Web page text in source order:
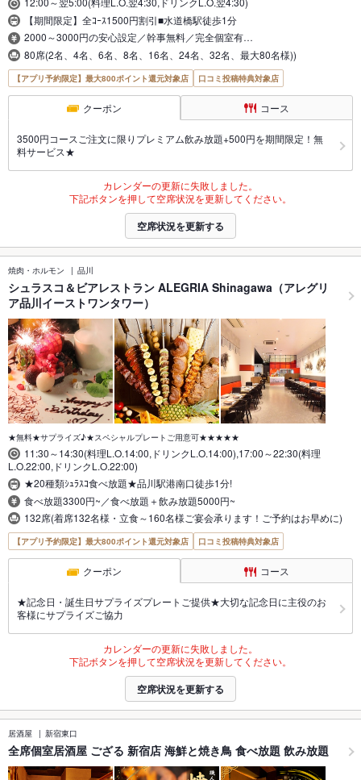
【期間限定】全ｺｰｽ1500円割引■水道橋駅徒歩1分
2000～3000円の安心設定／幹事無料／完全個室有…
80席(2名、4名、6名、8名、16名、24名、32名、最大80名様))
【アプリ予約限定】最大800ポイント還元対象店 口コミ投稿特典対象店
クーポン コース
3500円コースご注文に限りプレミアム飲み放題+500円を期間限定！無
料サービス★
カレンダーの更新に失敗しました。
下記ボタンを押して空席状況を更新してください。
空席状況を更新する
焼肉・ホルモン 品川
シュラスコ＆ビアレストラン ALEGRIA Shinagawa（アレグリ
ア品川イーストワンタワー）
★無料★サプライズ♪★スペシャルプレートご用意可★★★★★
11:30～14:30(料理L.O.14:00,ドリンクL.O.14:00),17:00～22:30(料理
L.O.22:00,ドリンクL.O.22:00)
★20種類ｼｭﾗｽｺ食べ放題★品川駅港南口徒歩1分!
食べ放題3300円~／食べ放題＋飲み放題5000円~
132席(着席132名様・立食～160名様ご宴会承ります！ご予約はお早めに)
【アプリ予約限定】最大800ポイント還元対象店 口コミ投稿特典対象店
クーポン コース
★記念日・誕生日サプライズプレートご提供★大切な記念日に主役のお
客様にサプライズご協力
カレンダーの更新に失敗しました。
下記ボタンを押して空席状況を更新してください。
空席状況を更新する
居酒屋 新宿東口
全席個室居酒屋 ござる 新宿店 海鮮と焼き鳥 食べ放題 飲み放題